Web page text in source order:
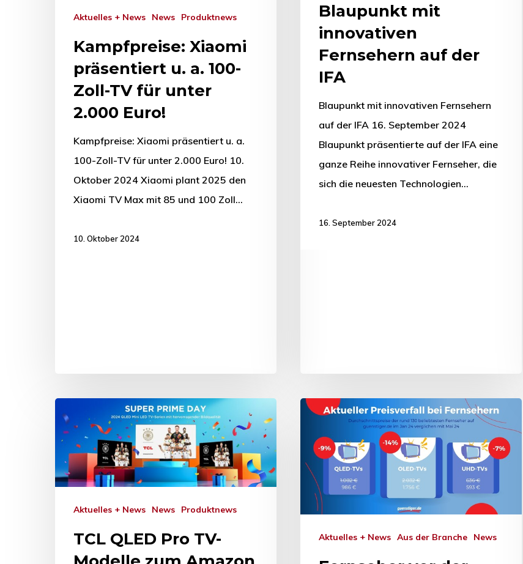
Aktuelles + News News Produktnews
Kampfpreise: Xiaomi
präsentiert u. a. 100-
Zoll-TV für unter
2.000 Euro!
Kampfpreise: Xiaomi präsentiert u. a.
100-Zoll-TV für unter 2.000 Euro! 10.
Oktober 2024 Xiaomi plant 2025 den
Xiaomi TV Max mit 85 und 100 Zoll…
10. Oktober 2024
Blaupunkt mit
innovativen
Fernsehern auf der
IFA
Blaupunkt mit innovativen Fernsehern
auf der IFA 16. September 2024
Blaupunkt präsentierte auf der IFA eine
ganze Reihe innovativer Fernseher, die
sich die neuesten Technologien…
16. September 2024
Aktuelles + News News Produktnews
TCL QLED Pro TV-
Aktuelles + News Aus der Branche News